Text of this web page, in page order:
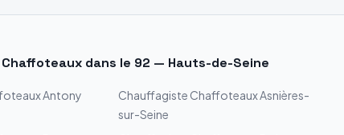
Chaffoteaux dans le 92 — Hauts-de-Seine
Antony Chauffagiste ChaffoteauxAsnières-
sur-Seine